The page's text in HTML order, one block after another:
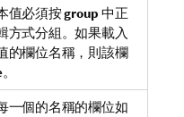
值必須按group 中正
方式分組。如果載入
的欄位名稱，則該欄
。
一個的名稱的欄位如